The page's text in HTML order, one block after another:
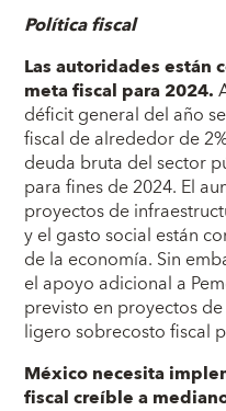
Política fiscal
Las autoridades están
meta fiscal para 2024.
déficit general del año
fiscal de alrededor de
deuda bruta del sector
para fines de 2024. El
proyectos de
y el gasto social están
de la economía. Sin
el apoyo adicional a
previsto en proyectos
ligero sobrecosto fiscal
México necesita
fiscal creíble a